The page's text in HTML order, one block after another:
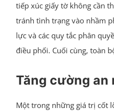
tiếp xúc giấy tờ không cần
tránh tình trạng vào nhầm
lực và các quy tắc phân
điều phối. Cuối cùng, toàn
Tăng cường
Một trong những giá trị cốt